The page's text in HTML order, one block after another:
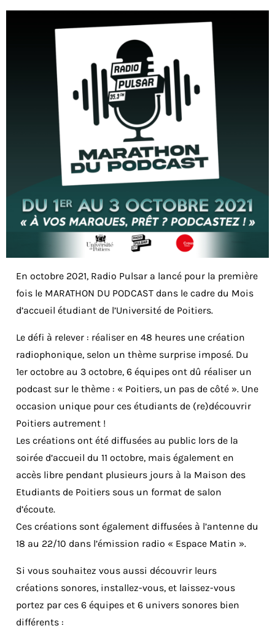
En octobre 2021, Radio Pulsar a lancé pour la première
fois le MARATHON DU PODCAST dans le cadre du Mois
d’accueil étudiant de l’Université de Poitiers.
Le défi à relever : réaliser en 48 heures une création
radiophonique, selon un thème surprise imposé. Du
1er octobre au 3 octobre, 6 équipes ont dû réaliser un
podcast sur le thème : « Poitiers, un pas de côté ». Une
occasion unique pour ces étudiants de (re)découvrir
Poitiers autrement !
Les créations ont été diffusées au public lors de la
soirée d’accueil du 11 octobre, mais également en
accès libre pendant plusieurs jours à la Maison des
Etudiants de Poitiers sous un format de salon
d’écoute.
Ces créations sont également diffusées à l’antenne du
18 au 22/10 dans l’émission radio « Espace Matin ».
Si vous souhaitez vous aussi découvrir leurs
créations sonores, installez-vous, et laissez-vous
portez par ces 6 équipes et 6 univers sonores bien
différents :